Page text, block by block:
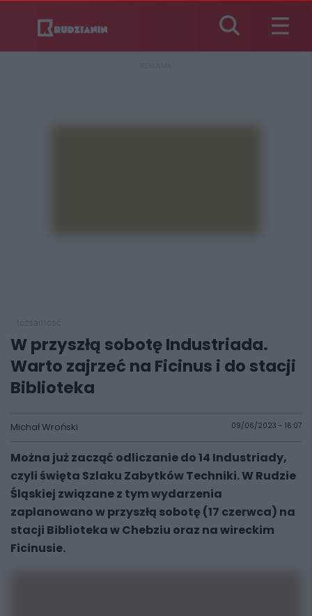
W przyszłą sobotę Industriada.
Warto zajrzeć na Ficinus i do stacji
Biblioteka
Michał Wroński 09/06/2023 - 16:07
Można już zacząć odliczanie do 14 Industriady,
czyli święta Szlaku Zabytków Techniki. W Rudzie
Śląskiej związane z tym wydarzenia
zaplanowano w przyszłą sobotę (17 czerwca) na
stacji Biblioteka w Chebziu oraz na wireckim
Ficinusie.